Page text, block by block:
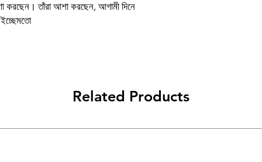
করছেন। তাঁরা আশা করছেন, আগামী দিনে
ইচ্ছেমতো
Related Products